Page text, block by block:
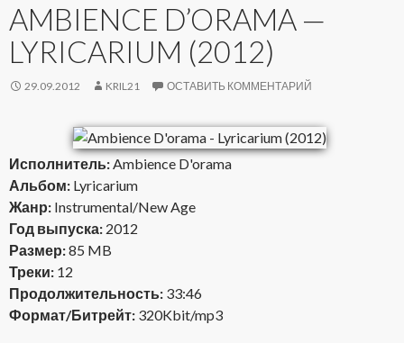
AMBIENCE D’ORAMA —
LYRICARIUM (2012)
29.09.2012 KRIL21 ОСТАВИТЬ КОММЕНТАРИЙ
Исполнитель:Ambience D'orama
Альбом: Lyricarium
Жанр: Instrumental/New Age
Год выпуска: 2012
Размер:85 MB
Треки: 12
Продолжительность: 33:46
Формат/Битрейт: 320Kbit/mp3